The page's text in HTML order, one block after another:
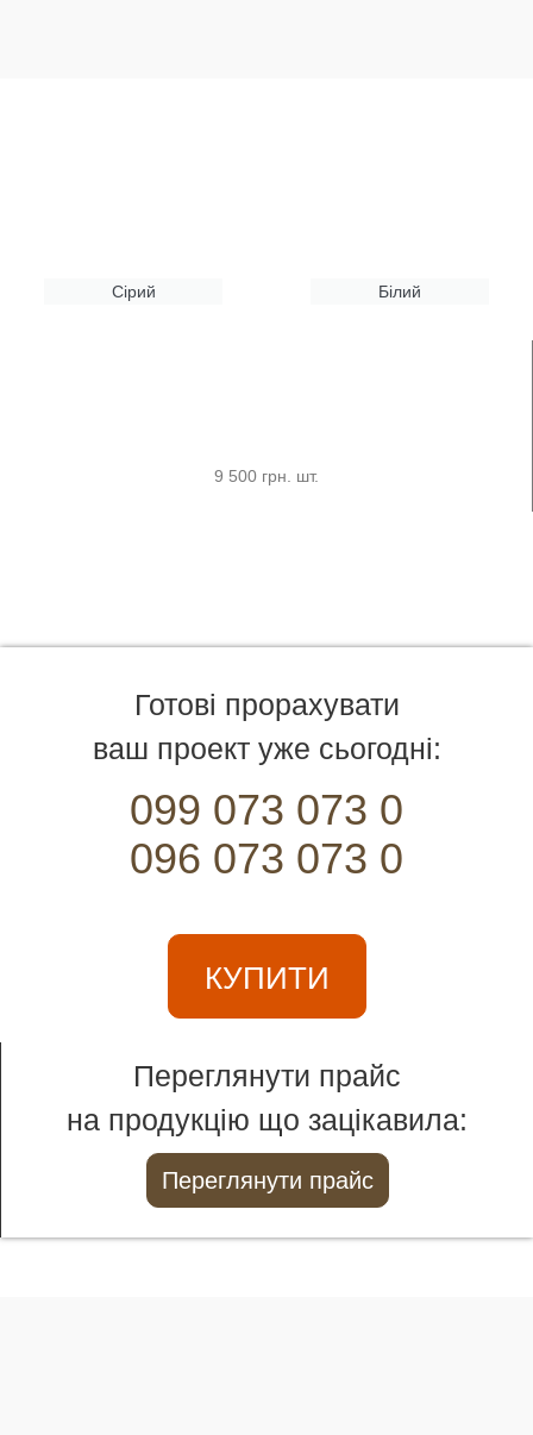
Сірий Білий
9 500 грн. шт.
Готові прорахувати
ваш проект уже сьогодні:
099 073 073 0
096 073 073 0
КУПИТИ
Переглянути прайс
на продукцію що зацікавила:
Переглянути прайс